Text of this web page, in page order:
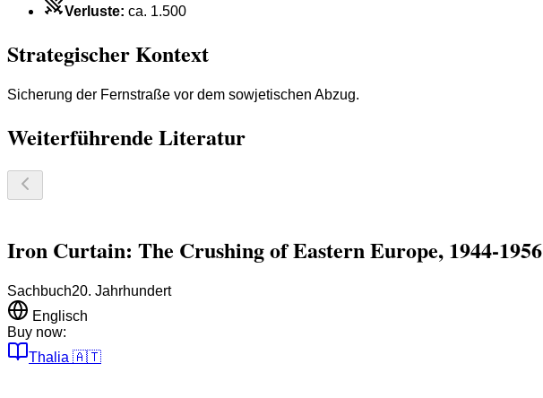
Verluste: ca. 1.500
Strategischer Kontext
Sicherung der Fernstraße vor dem sowjetischen Abzug.
Weiterführende Literatur
Iron Curtain: The Crushing of Eastern Europe, 1944-1956
Sachbuch20. Jahrhundert
Englisch
Buy now:
Thalia 🇦🇹